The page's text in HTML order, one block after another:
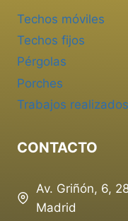
Techos móviles
Techos fijos
Pérgolas
Porches
Trabajos realizados
CONTACTO
Av. Griñón, 6,
Madrid